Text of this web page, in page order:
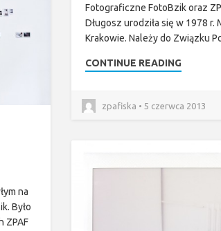
Fotograficzne FotoBzik oraz
Długosz urodziła się w 1978 r.
Krakowie. Należy do Związku
CONTINUE READING
zpafiska • 5 czerwca 2013
na
Było
ZPAF